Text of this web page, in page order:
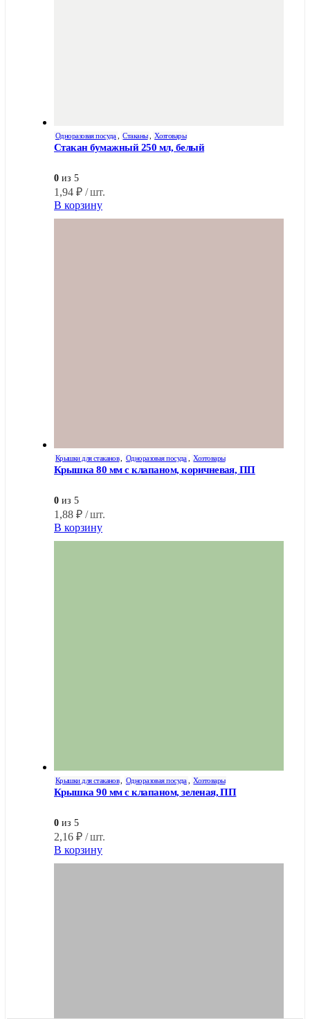
Одноразовая посуда Стаканы Хозтовары
Стакан бумажный 250 мл, белый
0 из 5
1,94 ₽ / шт.
В корзину
Крышки для стаканов Одноразовая посуда Хозтовары
Крышка 80 мм с клапаном, коричневая, ПП
0 из 5
1,88 ₽ / шт.
В корзину
Крышки для стаканов Одноразовая посуда Хозтовары
Крышка 90 мм с клапаном, зеленая, ПП
0 из 5
2,16 ₽ / шт.
В корзину